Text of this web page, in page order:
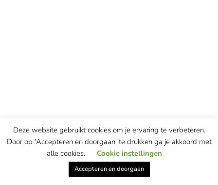
© Copyright Marian van de Berg — website & concept ontwikkeld door
most remarkable
This site is protected by reCAPTCHA and the GooglePrivacy Policy
Terms of Serviceapply.
—Algemene voorwaarden
Deze website gebruikt cookies om je ervaring te verbeteren.
Door op 'Accepteren en doorgaan' te drukken ga je akkoord met
alle cookies.
Cookie instellingen
Accepteren en doorgaan